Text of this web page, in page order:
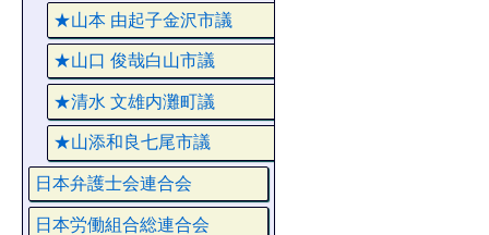
★山本 由起子金沢市議
★山口 俊哉白山市議
★清水 文雄内灘町議
★山添和良七尾市議
日本弁護士会連合会
日本労働組合総連合会